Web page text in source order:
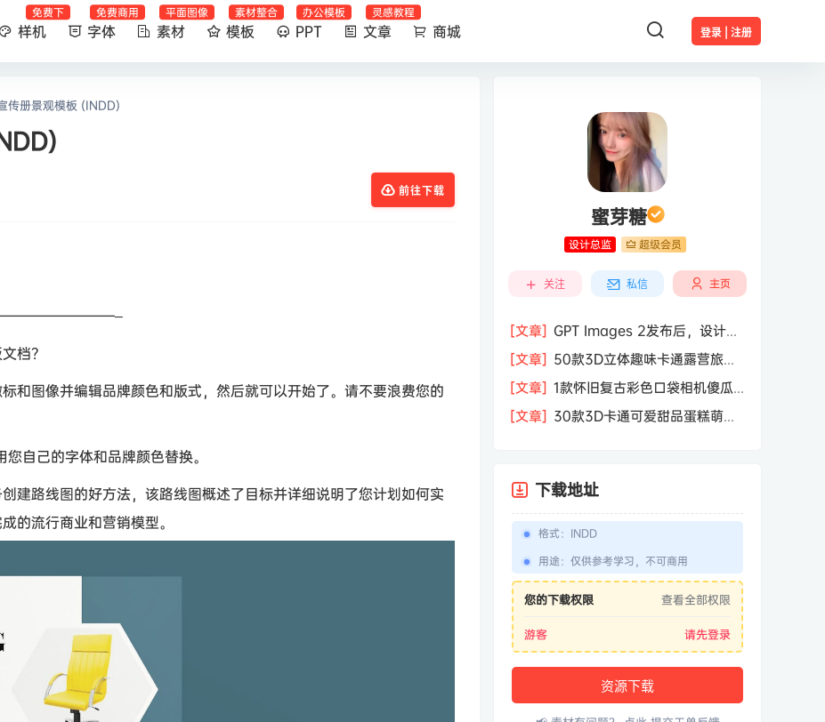
登录 | 注册
样机
免费下
字体
免费商用
素材
平面图像
模板
素材整合
PPT
办公模板
文章
灵感教程
商城
传册景观模板 (INDD)
前往下载
档？
和图像并编辑品牌颜色和版式，然后就可以开始了。请不要浪费您的
自己的字体和品牌颜色替换。
建路线图的好方法，该路线图概述了目标并详细说明了您计划如何实
的流行商业和营销模型。
蜜芽糖
设计总监 超级会员
关注 私信 主页
[文章] GPT Images 2发布后，设计行
业的天真的塌了？
[文章] 50款3D立体趣味卡通露营旅行
度假旅游装备插图插画PNG免抠图片素
材图
[文章] 1款怀旧复古彩色口袋相机傻瓜
相机屏幕模型PSD模板样机效果图素材
[文章] 30款3D卡通可爱甜品蛋糕萌趣
下载地址
格式： INDD
用途： 仅供参考学习，不可商用
您的下载权限 查看全部权限
游客 请先登录
资源下载